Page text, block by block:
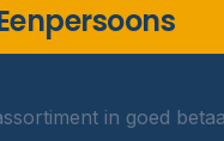
in goed